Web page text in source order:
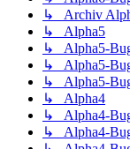
↳ Archiv
↳ Alpha5
↳ Alpha5-
↳ Alpha5-
↳ Alpha5-
↳ Alpha4
↳ Alpha4-
↳ Alpha4-